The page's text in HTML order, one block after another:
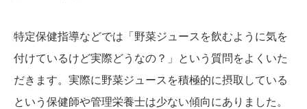
特定保健指導などでは「野菜ジュースを飲むように気を
付けているけど実際どうなの？」という質問をよくいた
だきます。実際に野菜ジュースを積極的に摂取している
という保健師や管理栄養士は少ない傾向にありました。